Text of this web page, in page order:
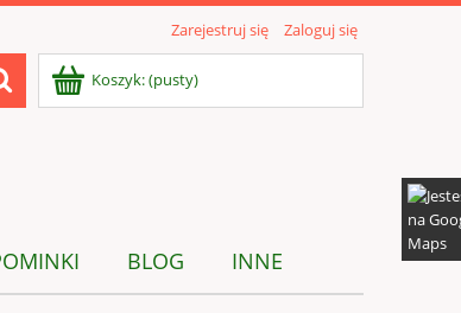
Zarejestruj się Zaloguj się
Koszyk:(pusty)
BLOG INNE